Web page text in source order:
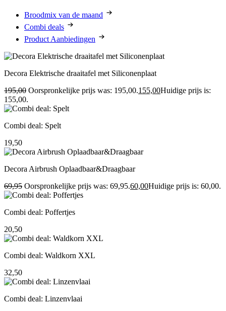
Broodmix van de maand
Combi deals
Product Aanbiedingen
Decora Elektrische draaitafel met Siliconenplaat
195,00 Oorspronkelijke prijs was: 195,00.155,00Huidige prijs is:
155,00.
Combi deal: Spelt
19,50
Decora Airbrush Oplaadbaar&Draagbaar
69,95 Oorspronkelijke prijs was: 69,95.60,00Huidige prijs is: 60,00.
Combi deal: Poffertjes
20,50
Combi deal: Waldkorn XXL
32,50
Combi deal: Linzenvlaai